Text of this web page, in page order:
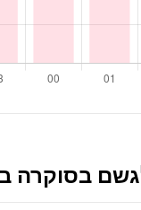
בסוקרה